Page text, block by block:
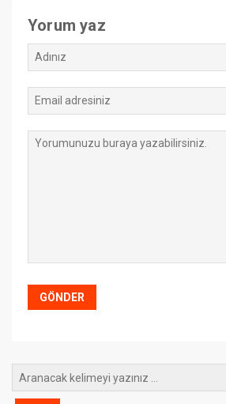
Yorum yaz